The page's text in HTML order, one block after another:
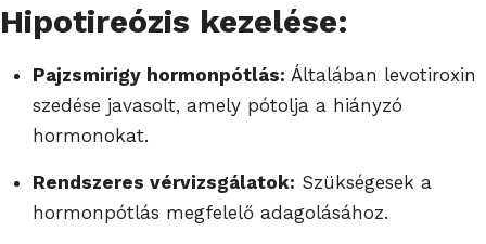
Hipotireózis kezelése:
Pajzsmirigy hormonpótlás: Általában levotiroxin
szedése javasolt, amely pótolja a hiányzó
hormonokat.
Rendszeres vérvizsgálatok: Szükségesek a
hormonpótlás megfelelő adagolásához.